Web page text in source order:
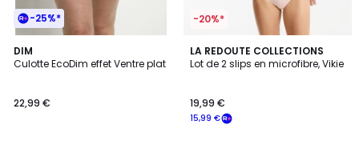
-25%*
DIM
Culotte EcoDim effet Ventre plat
22,99 €
4,5
/ 5
3
Couleurs
-20%*
LA REDOUTE COLLECTIONS
Lot de 2 slips en microfibre, Vikie
15,99 €
19,99 €
4,7
/ 5
3
Couleurs